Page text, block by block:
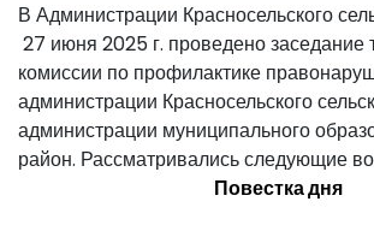
В Администрации Красносельского
27 июня 2025 г. проведено заседание
комиссии по профилактике
администрации Красносельского
администрации муниципального
район. Рассматривались следующие
Повестка дня